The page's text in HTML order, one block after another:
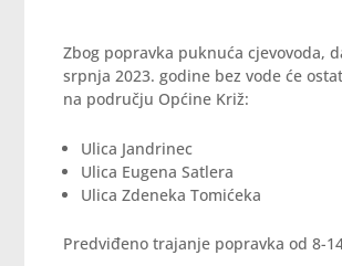
Zbog popravka puknuća cjevovoda,
srpnja 2023. godine bez vode će
na području Općine Križ:
Ulica Jandrinec
Ulica Eugena Satlera
Ulica Zdeneka Tomićeka
Predviđeno trajanje popravka od 8-